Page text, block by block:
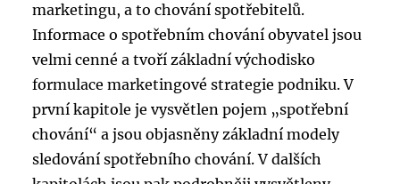
marketingu, a to chování spotřebitelů.
Informace o spotřebním chování obyvatel jsou
velmi cenné a tvoří základní východisko
formulace marketingové strategie podniku. V
první kapitole je vysvětlen pojem „spotřební
chování“ a jsou objasněny základní modely
sledování spotřebního chování. V dalších